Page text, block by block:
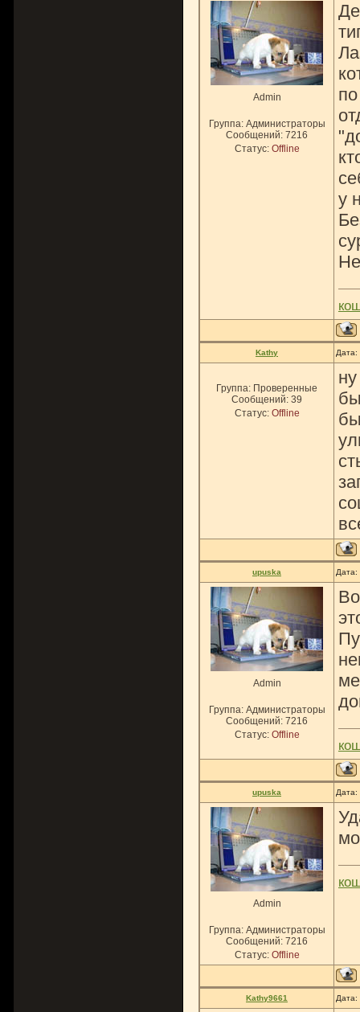
Admin
Группа: Администраторы
Сообщений: 7216
Статус: Offline
у
Kathy
Группа: Проверенные
Сообщений: 39
Статус: Offline
upuska
Admin
Группа: Администраторы
Сообщений: 7216
Статус: Offline
upuska Дата:
Admin
Группа: Администраторы
Сообщений: 7216
Статус: Offline
Kathy9661 Дата: